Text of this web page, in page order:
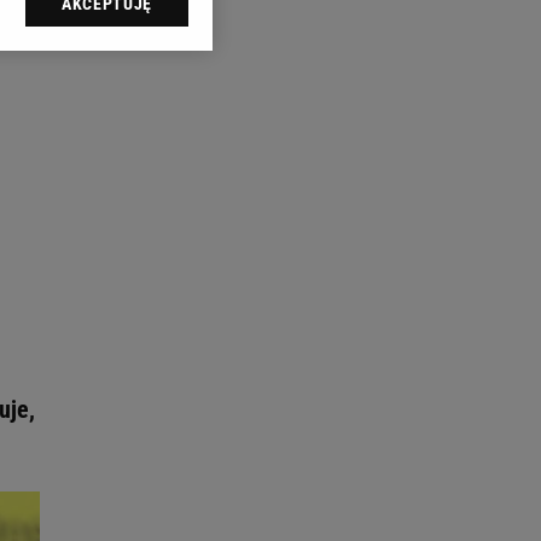
sp. z o.o., jej
swoje preferencje
celów identyfikacji.